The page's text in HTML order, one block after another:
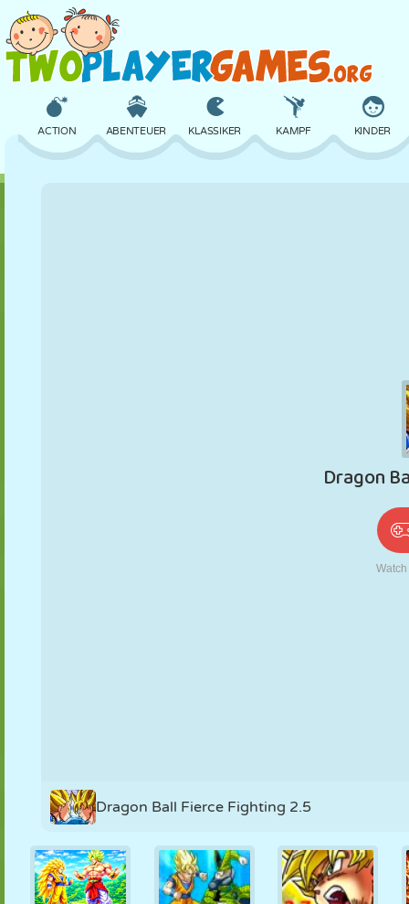
ACTION ABENTEUER KLASSIKER KAMPF KINDER
TIC TAC TOE
Dragon Ball Fierce Fighting 2.5